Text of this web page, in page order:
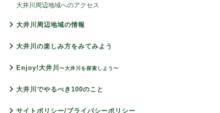
大井川周辺地域へのアクセス
大井川周辺地域の情報
大井川の楽しみ方をみてみよう
Enjoy!大井川 〜大井川を探索しよう〜
大井川でやるべき100のこと
サイトポリシー/プライバシーポリシー